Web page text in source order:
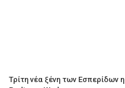
Τρίτη νέα ξένη των Εσπερίδων η